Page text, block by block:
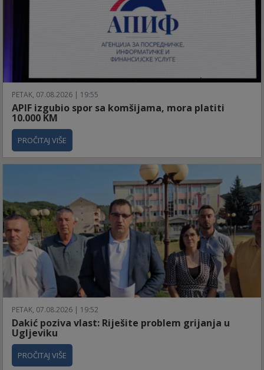
PETAK, 07.08.2026 | 19:55
APIF izgubio spor sa komšijama, mora platiti
10.000 KM
PROČITAJ VIŠE
PETAK, 07.08.2026 | 19:52
Dakić poziva vlast: Riješite problem grijanja u
Ugljeviku
PROČITAJ VIŠE